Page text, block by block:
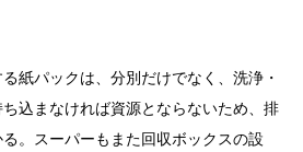
紙パックは、分別だけでなく、洗浄・
込まなければ資源とならないため、排
。スーパーもまた回収ボックスの設